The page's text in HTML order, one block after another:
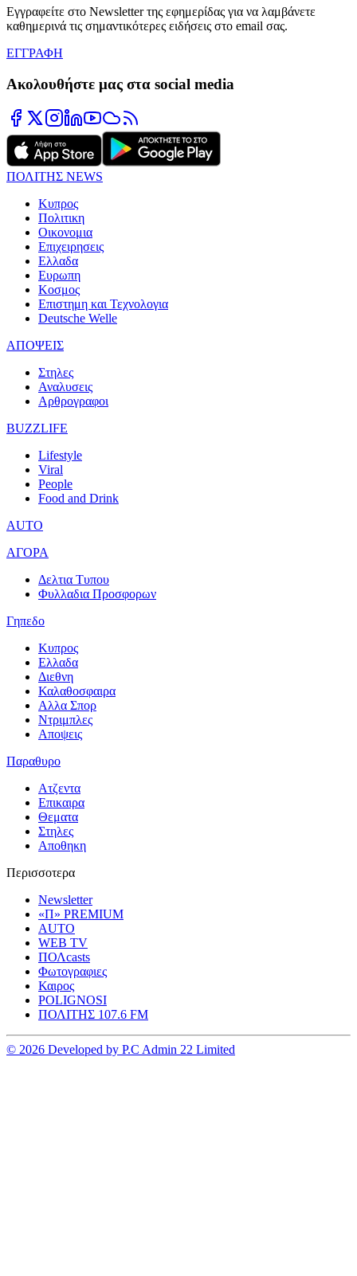
Εγγραφείτε στο Newsletter της εφημερίδας για να λαμβάνετε
καθημερινά τις σημαντικότερες ειδήσεις στο email σας.
ΕΓΓΡΑΦΗ
Ακολουθήστε μας στα social media
ΠΟΛΙΤΗΣ NEWS
Κυπρος
Πολιτικη
Οικονομια
Επιχειρησεις
Ελλαδα
Ευρωπη
Κοσμος
Επιστημη και Τεχνολογια
Deutsche Welle
ΑΠΟΨΕΙΣ
Στηλες
Αναλυσεις
Αρθρογραφοι
BUZZLIFE
Lifestyle
Viral
People
Food and Drink
AUTO
ΑΓΟΡΑ
Δελτια Τυπου
Φυλλαδια Προσφορων
Γηπεδο
Κυπρος
Ελλαδα
Διεθνη
Καλαθοσφαιρα
Αλλα Σπορ
Ντριμπλες
Αποψεις
Παραθυρο
Ατζεντα
Επικαιρα
Θεματα
Στηλες
Αποθηκη
Περισσοτερα
Newsletter
«Π» PREMIUM
AUTO
WEB TV
ΠΟΛcasts
Φωτογραφιες
Καιρος
POLIGNOSI
ΠΟΛΙΤΗΣ 107.6 FM
© 2026 Developed by P.C Admin 22 Limited